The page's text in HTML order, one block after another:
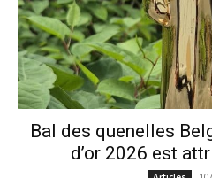
Bal des quenelles
d’or 2026 est